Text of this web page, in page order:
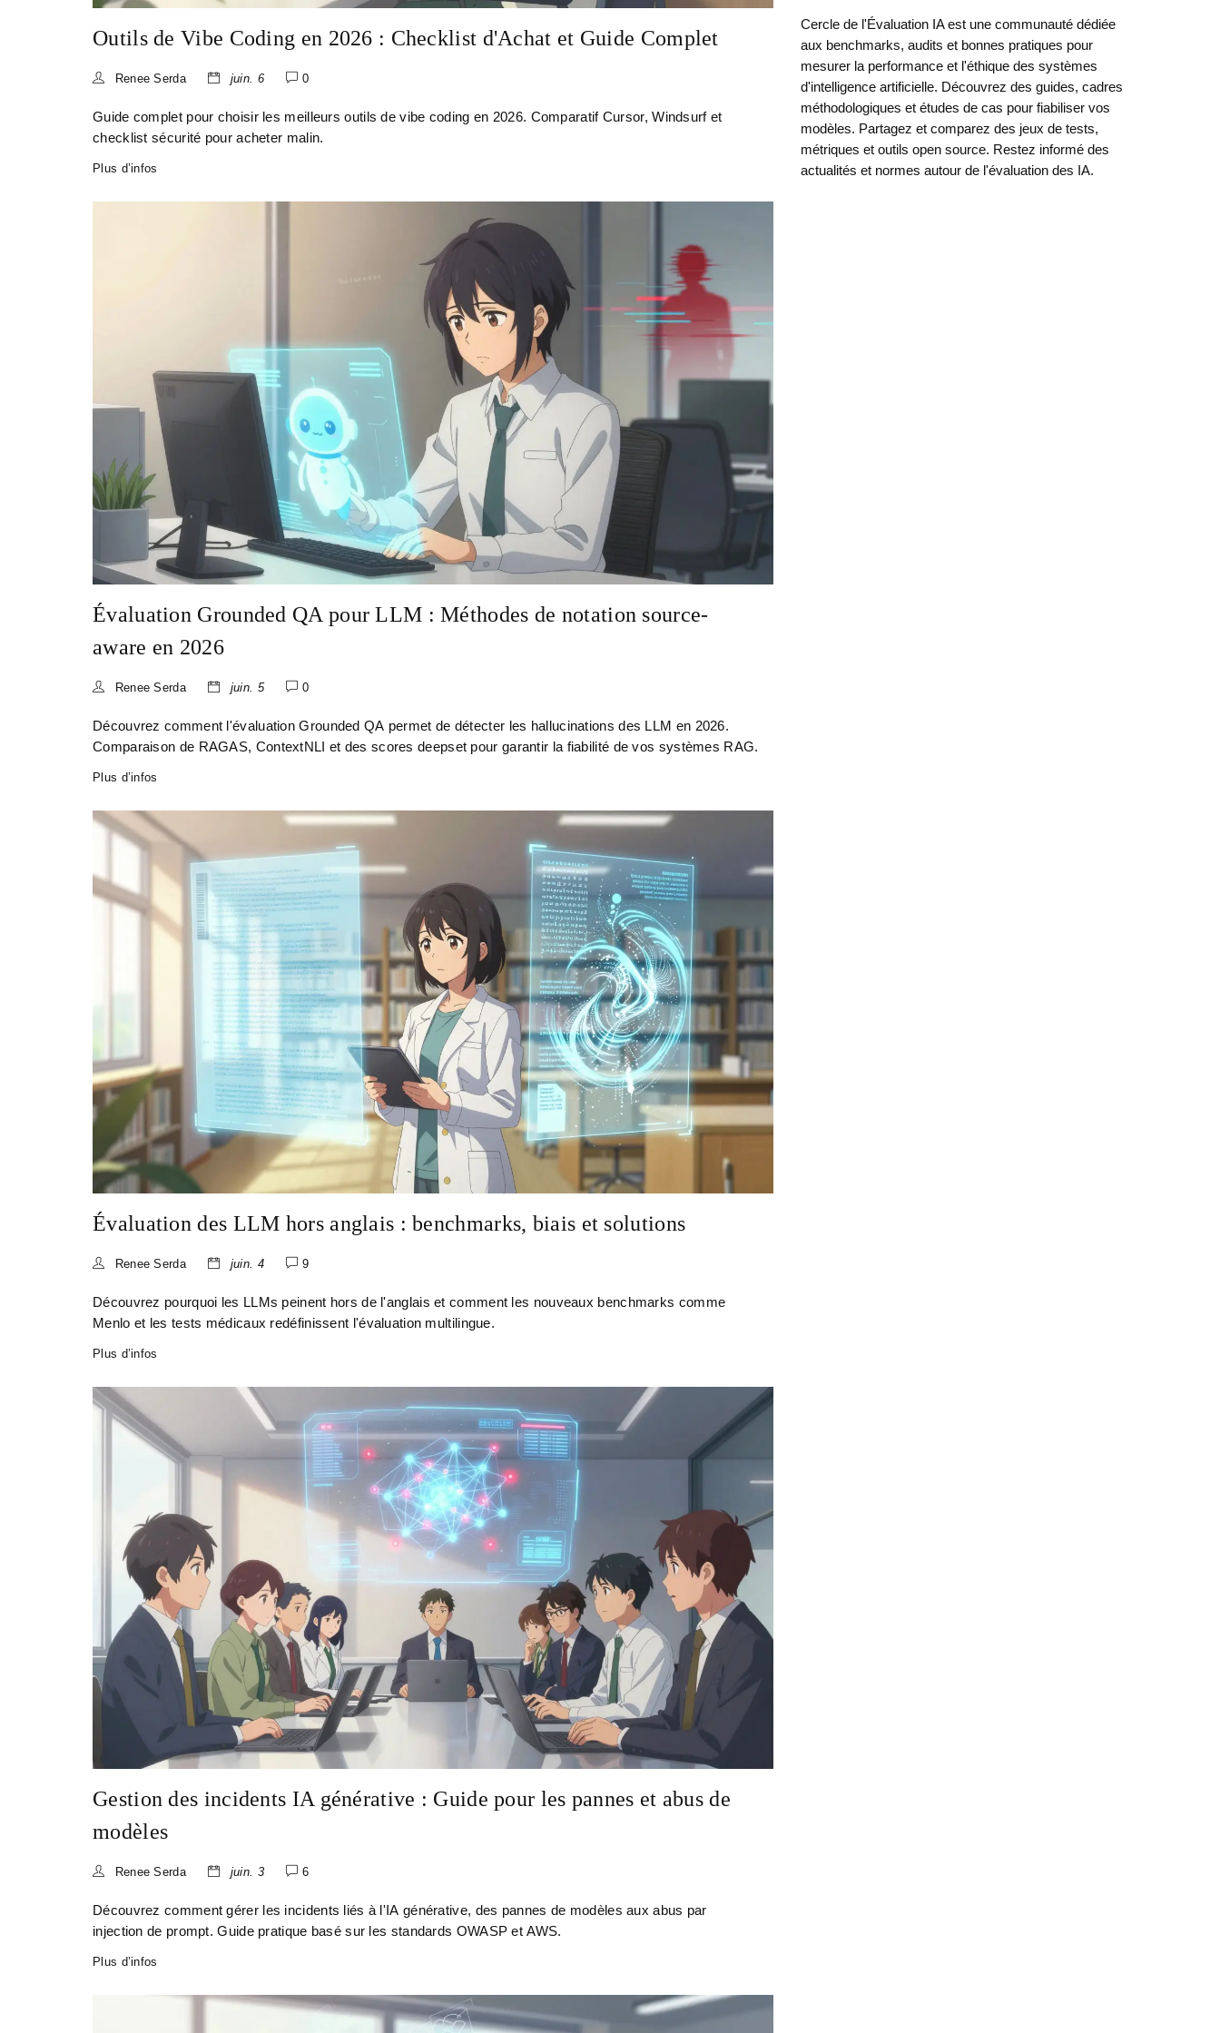
Outils de Vibe Coding en 2026 : Checklist d'Achat et Guide Complet
Renee Serda juin. 6 0
Guide complet pour choisir les meilleurs outils de vibe coding en 2026. Comparatif Cursor, Windsurf et
checklist sécurité pour acheter malin.
Plus d’infos
Évaluation Grounded QA pour LLM : Méthodes de notation source-
aware en 2026
Renee Serda juin. 5 0
Découvrez comment l'évaluation Grounded QA permet de détecter les hallucinations des LLM en 2026.
Comparaison de RAGAS, ContextNLI et des scores deepset pour garantir la fiabilité de vos systèmes RAG.
Plus d’infos
Évaluation des LLM hors anglais : benchmarks, biais et solutions
Renee Serda juin. 4 9
Découvrez pourquoi les LLMs peinent hors de l'anglais et comment les nouveaux benchmarks comme
Menlo et les tests médicaux redéfinissent l'évaluation multilingue.
Plus d’infos
Gestion des incidents IA générative : Guide pour les pannes et abus de
modèles
Renee Serda juin. 3 6
Découvrez comment gérer les incidents liés à l'IA générative, des pannes de modèles aux abus par
injection de prompt. Guide pratique basé sur les standards OWASP et AWS.
Plus d’infos
Cercle de l'Évaluation IA est une communauté dédiée
aux benchmarks, audits et bonnes pratiques pour
mesurer la performance et l'éthique des systèmes
d'intelligence artificielle. Découvrez des guides, cadres
méthodologiques et études de cas pour fiabiliser vos
modèles. Partagez et comparez des jeux de tests,
métriques et outils open source. Restez informé des
actualités et normes autour de l'évaluation des IA.